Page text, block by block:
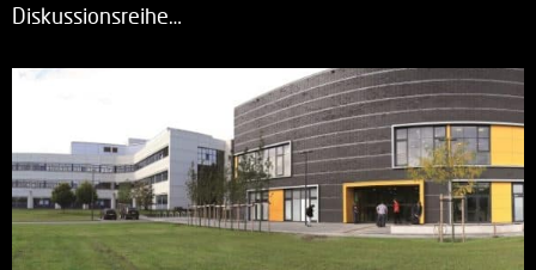
Diskussionsreihe…